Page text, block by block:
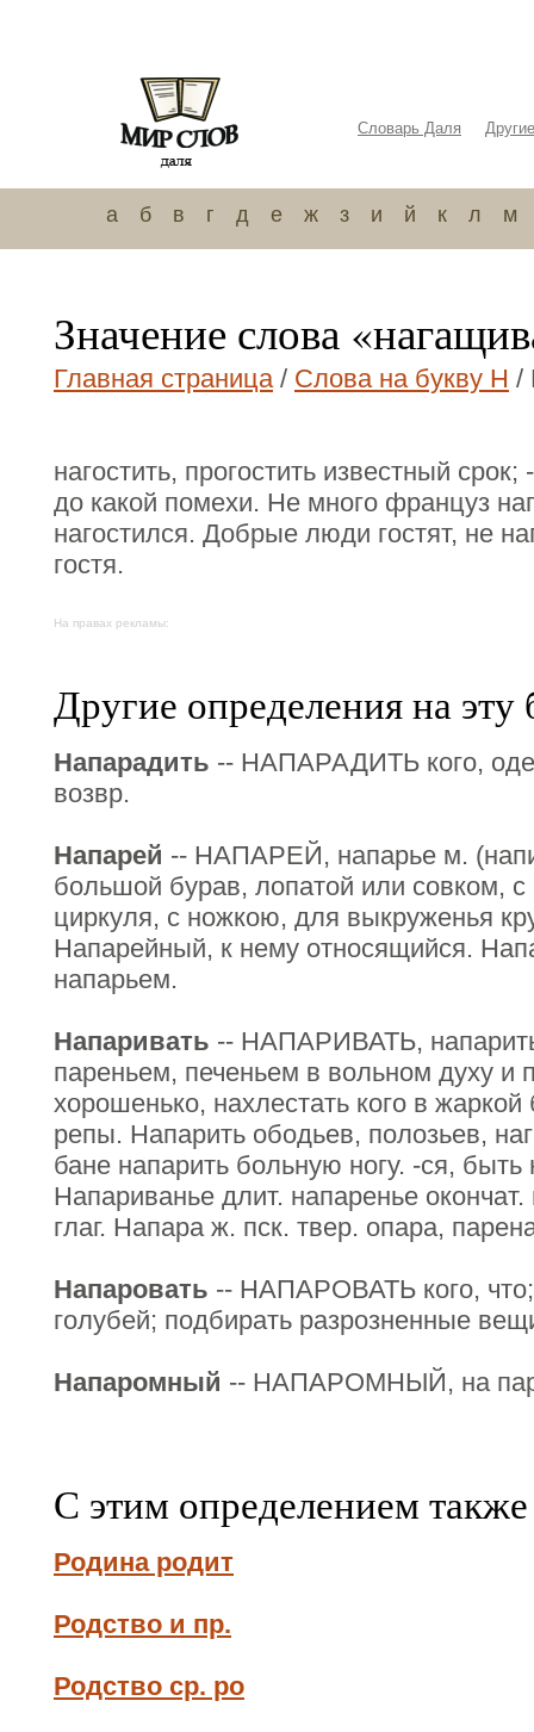
Словарь Даля
а б в г д е ж з и й к л м
Значение слова
Главная страница/ Слова на букву Н /
нагостить, прогостить известный
до какой помехи. Не много француз
нагостился. Добрые люди гостят, не
гостя.
На правах рекламы:
Другие определения на эту
Напарадить -- НАПАРАДИТЬ кого,
возвр.
Напарей -- НАПАРЕЙ, напарье м.
большой бурав, лопатой или совком,
циркуля, с ножкою, для выкруженья
Напарейный, к нему относящийся.
напарьем.
Напаривать -- НАПАРИВАТЬ, напарить
пареньем, печеньем в вольном духу и
хорошенько, нахлестать кого в
репы. Напарить ободьев, полозьев,
бане напарить больную ногу. -ся,
Напариванье длит. напаренье
глаг. Напара ж. пск. твер. опара,
Напаровать -- НАПАРОВАТЬ кого, что;
голубей; подбирать разрозненные
Напаромный -- НАПАРОМНЫЙ, на
С этим определением
Родина родит
Родство и пр.
Родство ср. ро